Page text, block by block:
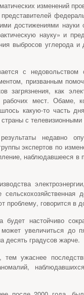
изменений
достижениями
науку» и
выбросов углерода
с
призванным
загрязнения, как
рабочих мест. Обаме,
какую-то часть
с телевизионными
недавно
экспертов по
наблюдавшееся в
проблему, говорится в
настойчиво
увеличиться до
десять градусов жарче.
ужаснее